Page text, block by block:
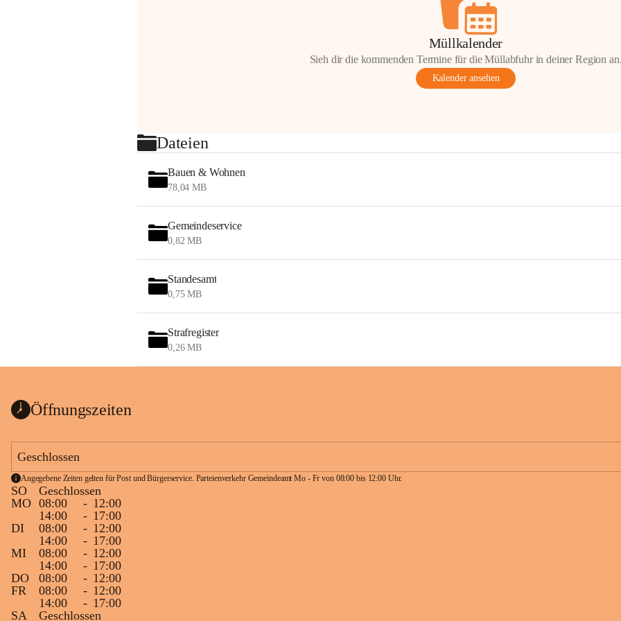
Müllkalender
Sieh dir die kommenden Termine für die Müllabfuhr in deiner Region
Kalender ansehen
Dateien
Bauen & Wohnen
78,04 MB
Gemeindeservice
0,82 MB
Standesamt
0,75 MB
Strafregister
0,26 MB
Öffnungszeiten
Geschlossen
Angegebene Zeiten gelten für Post und Bürgerservice. Parteienverkehr Gemeindeamt Mo - Fr von 08:00 bis 12:00 Uhr.
SO
Geschlossen
MO 08:00 - 12:00
14:00
- 17:00
DI
08:00 - 12:00
14:00
- 17:00
MI
08:00 - 12:00
14:00
- 17:00
DO
08:00 - 12:00
FR
08:00 - 12:00
14:00
- 17:00
SA
Geschlossen